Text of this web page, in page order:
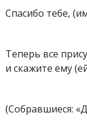
Спасибо тебе,
Теперь все
и скажите ему
(Собравшиеся: